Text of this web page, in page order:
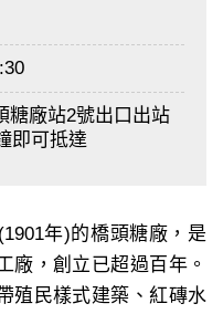
糖廠站2號出口出站
即可抵達
年)的橋頭糖廠，是
廠，創立已超過百年。
殖民樣式建築、紅磚水